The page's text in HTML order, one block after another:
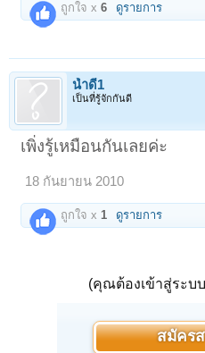
ถูกใจ x6 ดูรายการ
น้ำดี1
เป็นที่รู้จักกันดี
เพิ่งรู้เหมือนกันเลยค่ะ
18 กันยายน 2010
ถูกใจ x 1 ดูรายการ
(คุณต้องเข้าสู่ระบ
สมัคร